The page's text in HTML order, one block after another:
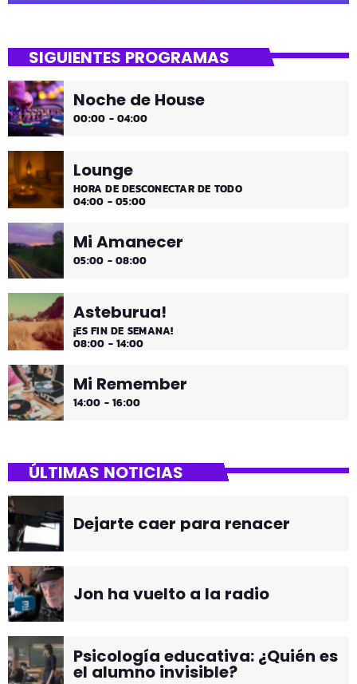
Asteburuak zureak eta gureak dira! Dantza Bizkaia!
SIGUIENTES PROGRAMAS
Noche de House
00:00 - 04:00
Lounge
HORA DE DESCONECTAR DE TODO
04:00 - 05:00
Mi Amanecer
05:00 - 08:00
Asteburua!
¡ES FIN DE SEMANA!
08:00 - 14:00
Mi Remember
14:00 - 16:00
ÚLTIMAS NOTICIAS
Dejarte caer para renacer
Jon ha vuelto a la radio
Psicología educativa: ¿Quién es
el alumno invisible?